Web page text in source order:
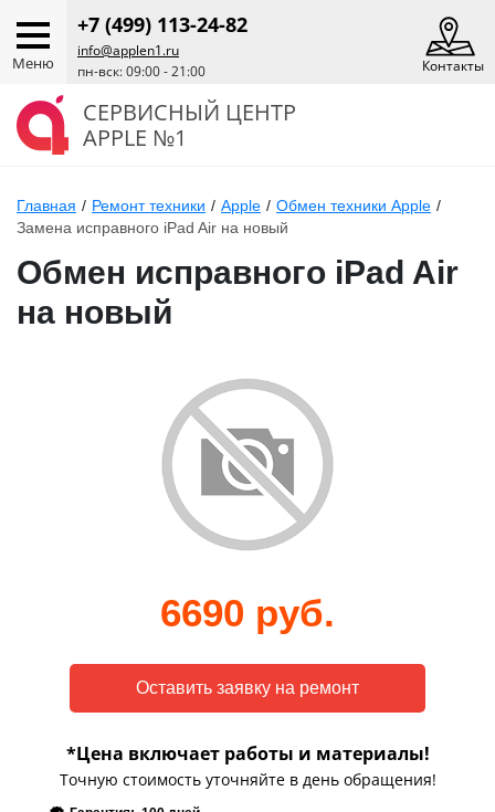
Меню
+7 (499) 113-24-82
info@applen1.ru
пн-вск: 09:00 - 21:00
Контакты
СЕРВИСНЫЙ ЦЕНТР
APPLE №1
Главная / Ремонт техники / Apple / Обмен техники Apple /
Замена исправного iPad Air на новый
Обмен исправного iPad Air
на новый
6690 руб.
*Цена включает работы и материалы!
Точную стоимость уточняйте в день обращения!